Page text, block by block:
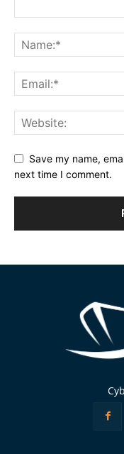
Save my name,
next time I comment.